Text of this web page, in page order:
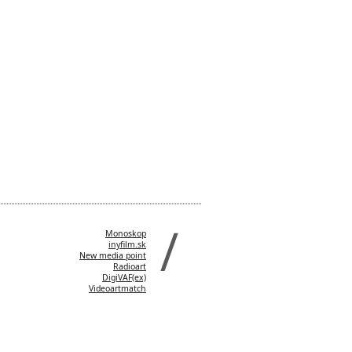
Monoskop
inyfilm.sk
New media point
Radioart
DigiVAF(ex)
Videoartmatch